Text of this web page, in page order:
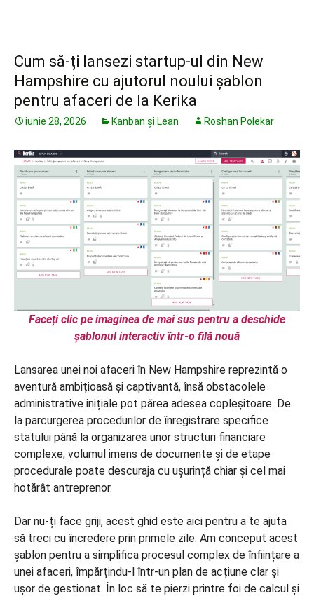
Cum să-ți lansezi startup-ul din New
Hampshire cu ajutorul noului șablon
pentru afaceri de la Kerika
iunie 28, 2026 Kanban și Lean Roshan Polekar
Faceți clic pe imaginea de mai sus pentru a deschide
șablonul interactiv într-o filă nouă
Lansarea unei noi afaceri în New Hampshire reprezintă o
aventură ambițioasă și captivantă, însă obstacolele
administrative inițiale pot părea adesea copleșitoare. De
la parcurgerea procedurilor de înregistrare specifice
statului până la organizarea unor structuri financiare
complexe, volumul imens de documente și de etape
procedurale poate descuraja cu ușurință chiar și cel mai
hotărât antreprenor.
Dar nu-ți face griji, acest ghid este aici pentru a te ajuta
să treci cu încredere prin primele zile. Am conceput acest
șablon pentru a simplifica procesul complex de înființare a
unei afaceri, împărțindu-l într-un plan de acțiune clar și
ușor de gestionat. În loc să te pierzi printre foi de calcul și